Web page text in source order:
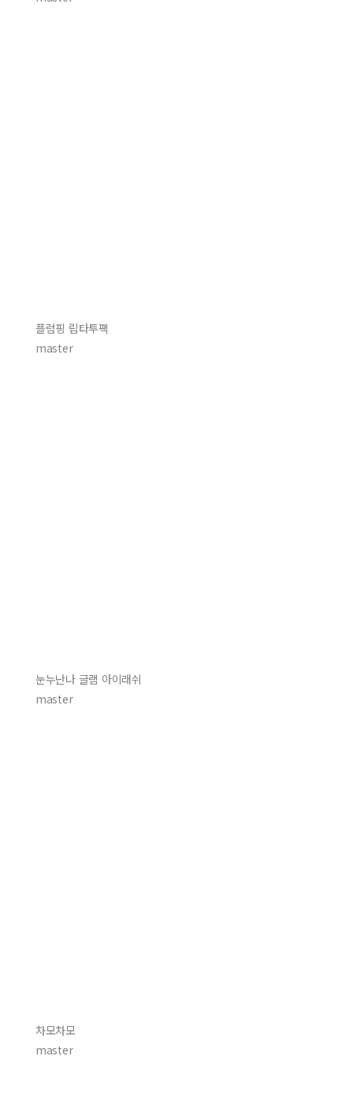
플럼핑 립타투팩
master
눈누난나 글램 아이래쉬
master
차모차모
master